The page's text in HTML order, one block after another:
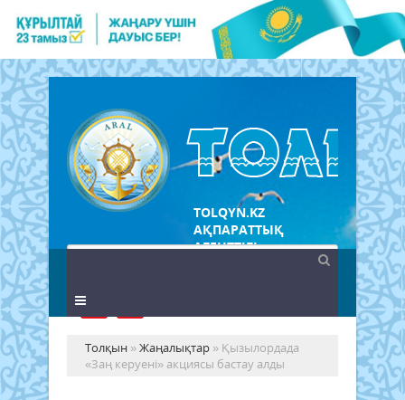
TOLQYN.KZ
АҚПАРАТТЫҚ
АГЕНТТІГІ
Толқын »Жаңалықтар » Қызылордада
«Заң керуені» акциясы бастау алды